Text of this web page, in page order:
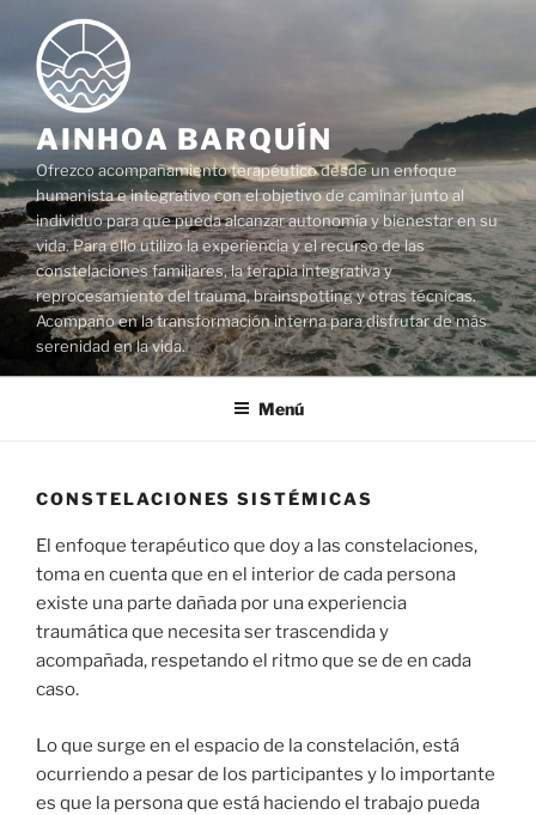
contenido
AINHOA BARQUÍN
Ofrezco acompañamiento terapéutico desde un enfoque
humanista e integrativo con el objetivo de caminar junto al
individuo para que pueda alcanzar autonomía y bienestar en su
vida. Para ello utilizo la experiencia y el recurso de las
constelaciones familiares, la terapia integrativa y
reprocesamiento del trauma, brainspotting y otras técnicas.
Acompaño en la transformación interna para disfrutar de más
serenidad en la vida.
Menú
CONSTELACIONES SISTÉMICAS
El enfoque terapéutico que doy a las constelaciones,
toma en cuenta que en el interior de cada persona
existe una parte dañada por una experiencia
traumática que necesita ser trascendida y
acompañada, respetando el ritmo que se de en cada
caso.
Lo que surge en el espacio de la constelación, está
ocurriendo a pesar de los participantes y lo importante
es que la persona que está haciendo el trabajo pueda